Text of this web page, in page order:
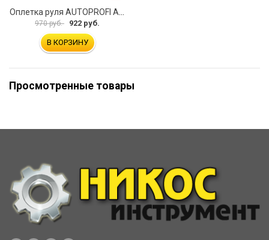
970 руб. 922 руб.
В КОРЗИНУ
Просмотренные товары